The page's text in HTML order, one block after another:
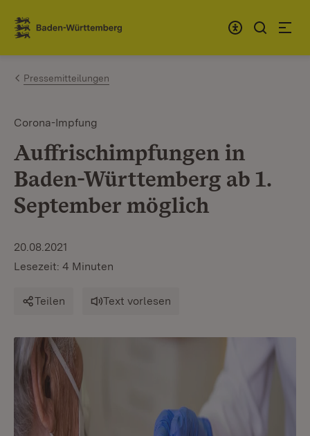
Zum Inhalt springen
Link zur Startseite
Pressemitteilungen
Corona-Impfung
Auffrischimpfungen in
Baden-Württemberg ab 1.
September möglich
20.08.2021
Lesezeit: 4 Minuten
Teilen Text vorlesen